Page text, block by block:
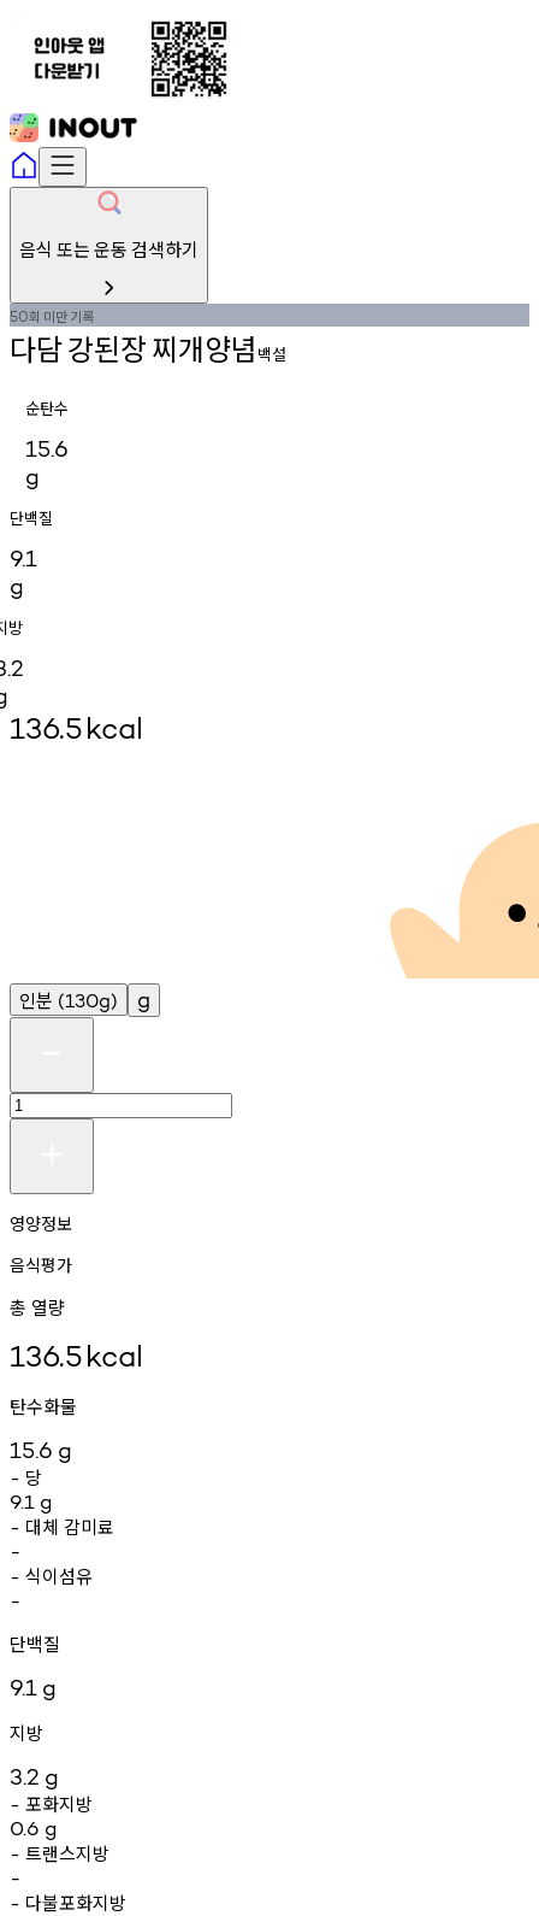
음식 또는 운동 검색하기
50회 미만기록
다담강된장찌개양념 백설
순탄수
15.6
g
단백질
9.1
g
방
136.5kcal
인분 (130g) g
영양정보
음식평가
총 열량
136.5kcal
탄수화물
15.6 g
- 당
9.1 g
- 대체 감미료
-
- 식이섬유
-
단백질
9.1 g
지방
3.2 g
- 포화지방
0.6 g
- 트랜스지방
-
- 다불포화지방